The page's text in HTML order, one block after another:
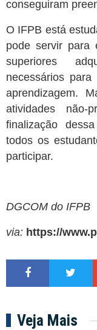
conseguiram
O IFPB está
pode servir para
superiores
necessários
aprendizagem.
atividades não-
finalização
todos os
participar.
DGCOM do IFPB
via: https://
Veja Mais